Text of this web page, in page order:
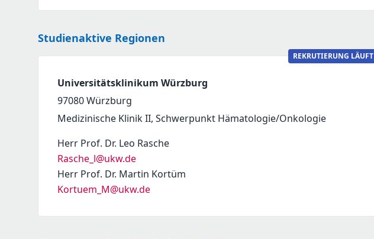
Studienaktive Regionen
REKRUTIERUNG LÄUFT
Universitätsklinikum Würzburg
97080Würzburg
Medizinische Klinik II, Schwerpunkt Hämatologie/Onkologie
Herr Prof. Dr. Leo Rasche
Rasche_l@ukw.de
Herr Prof. Dr. Martin Kortüm
Kortuem_M@ukw.de